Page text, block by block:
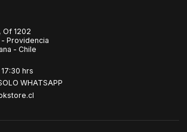
Of 1202
Providencia
- Chile
hrs
WHATSAPP